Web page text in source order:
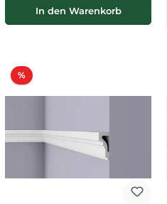
In den Warenkorb
%Rabatt